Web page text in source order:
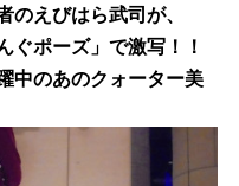
のえびはら武司が、
ぐポーズ」で激写！！
中のあのクォーター美